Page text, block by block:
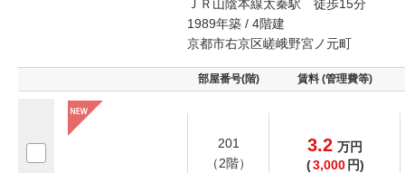
ＪＲ山陰本線太秦駅 徒歩15分
1989年築 / 4階建
京都市右京区嵯峨野宮ノ元町
部屋番号(階) 賃料 (管理費等)
201
（2階）
3.2 万円
(3,000 円)